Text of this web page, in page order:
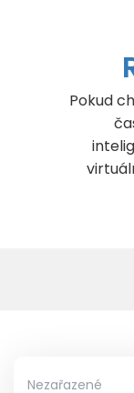
Pokud
Nezařazené